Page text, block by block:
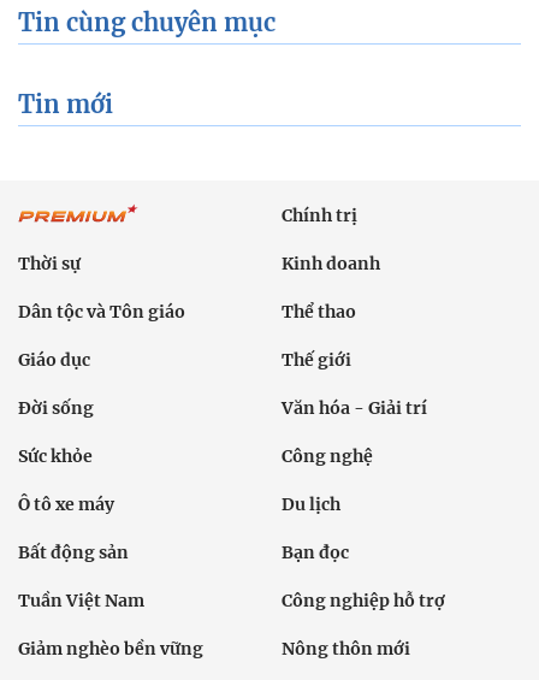
Tin cùng chuyên mục
Tin mới
Chính trị
Thời sự Kinh doanh
Dân tộc và Tôn giáo Thể thao
Giáo dục Thế giới
Đời sống Văn hóa - Giải trí
Sức khỏe Công nghệ
Ô tô xe máy Du lịch
Bất động sản Bạn đọc
Tuần Việt Nam Công nghiệp hỗ trợ
Giảm nghèo bền vững Nông thôn mới